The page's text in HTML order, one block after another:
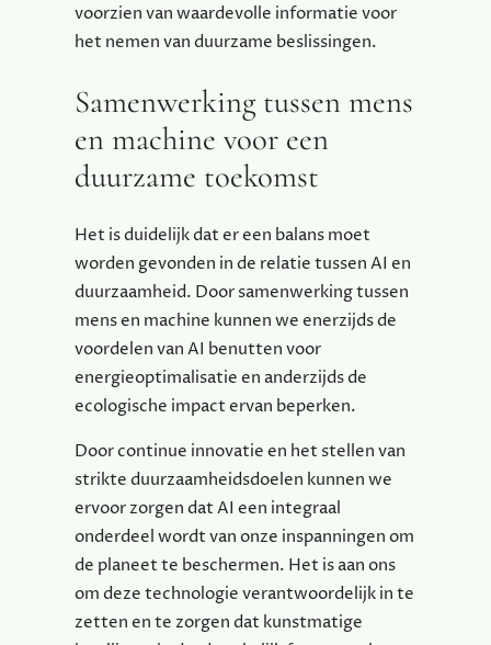
voorzien van waardevolle informatie voor
het nemen van duurzame beslissingen.
Samenwerking tussen mens
en machine voor een
duurzame toekomst
Het is duidelijk dat er een balans moet
worden gevonden in de relatie tussen AI en
duurzaamheid. Door samenwerking tussen
mens en machine kunnen we enerzijds de
voordelen van AI benutten voor
energieoptimalisatie en anderzijds de
ecologische impact ervan beperken.
Door continue innovatie en het stellen van
strikte duurzaamheidsdoelen kunnen we
ervoor zorgen dat AI een integraal
onderdeel wordt van onze inspanningen om
de planeet te beschermen. Het is aan ons
om deze technologie verantwoordelijk in te
zetten en te zorgen dat kunstmatige